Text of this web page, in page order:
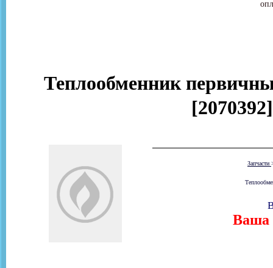
Теплообменник
Запчасти
Ваша